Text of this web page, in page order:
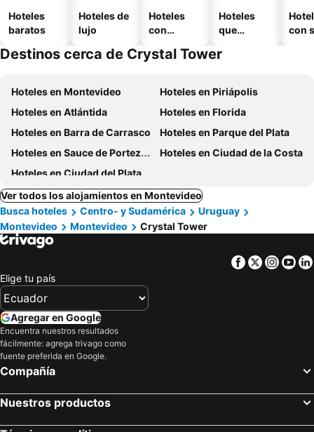
Hoteles
baratos
Hoteles de
lujo
Hoteles
con
Hoteles
que
mascotas
con
Destinos cerca de Crystal Tower
Hoteles en Montevideo
Hoteles en Piriápolis
Hoteles en Atlántida
Hoteles en Florida
Hoteles en Barra de Carrasco
Hoteles en Parque del Plata
Hoteles en Sauce de Portezuelo
Hoteles en Ciudad de la Costa
Hoteles en Ciudad del Plata
Ver todos los alojamientos en Montevideo
Busca hoteles
Centro- y Sudamérica
Uruguay
Montevideo
Montevideo Crystal Tower
Facebook
Twitter
Elige tu país
Agregar en Google
Encuentra nuestros resultados
fácilmente: agrega trivago como
fuente preferida en Google.
Compañía
Nuestros productos